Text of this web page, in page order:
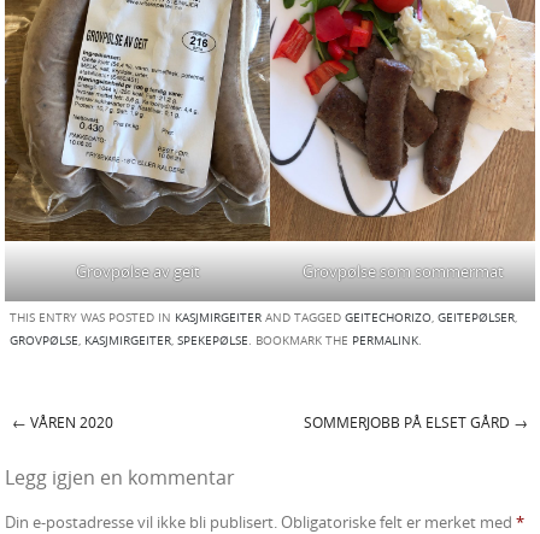
Grovpølse av geit Grovpølse som sommermat
THIS ENTRY WAS POSTED IN KASJMIRGEITER AND TAGGED GEITECHORIZO, GEITEPØLSER,
GROVPØLSE, KASJMIRGEITER, SPEKEPØLSE. BOOKMARK THE PERMALINK.
Post navigation
← VÅREN 2020 SOMMERJOBB PÅ ELSET GÅRD →
Legg igjen en kommentar
Din e-postadresse vil ikke bli publisert.Obligatoriske felt er merket med *